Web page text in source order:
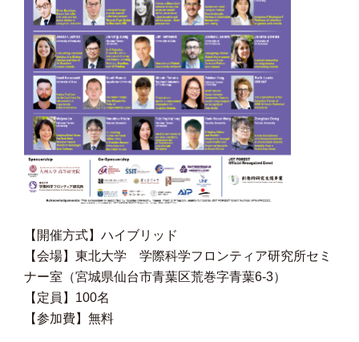
【開催方式】ハイブリッド
【会場】東北大学 学際科学フロンティア研究所セミ
ナー室（宮城県仙台市青葉区荒巻字青葉6-3）
【定員】100名
【参加費】無料